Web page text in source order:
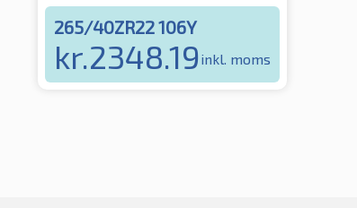
265/40ZR22 106Y
kr.2348.19inkl. moms